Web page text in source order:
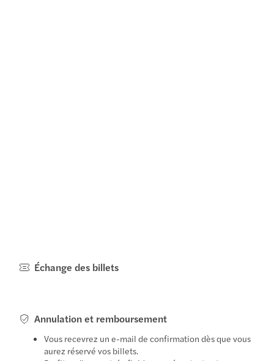
Échange des billets
Annulation et remboursement
Vous recevrez un e-mail de confirmation dès que vous
aurez réservé vos billets.